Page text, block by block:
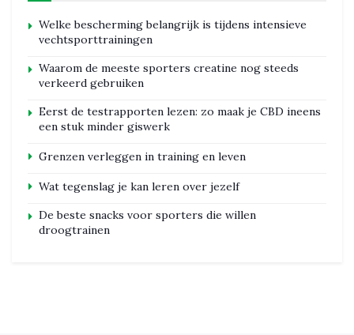
Welke bescherming belangrijk is tijdens intensieve
vechtsporttrainingen
Waarom de meeste sporters creatine nog steeds
verkeerd gebruiken
Eerst de testrapporten lezen: zo maak je CBD ineens
een stuk minder giswerk
Grenzen verleggen in training en leven
Wat tegenslag je kan leren over jezelf
De beste snacks voor sporters die willen
droogtrainen